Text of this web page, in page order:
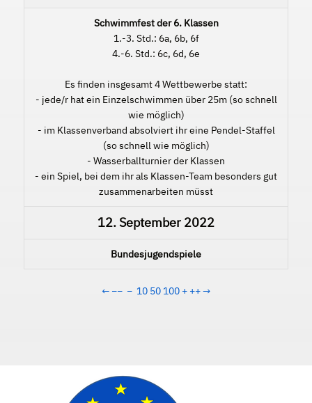
Schwimmfest der 6. Klassen
1.-3. Std.: 6a, 6b, 6f
4.-6. Std.: 6c, 6d, 6e
Es finden insgesamt 4 Wettbewerbe statt:
- jede/r hat ein Einzelschwimmen über 25m (so schnell
wie möglich)
- im Klassenverband absolviert ihr eine Pendel-Staffel
(so schnell wie möglich)
- Wasserballturnier der Klassen
- ein Spiel, bei dem ihr als Klassen-Team besonders gut
zusammenarbeiten müsst
12. September 2022
Bundesjugendspiele
← −− − 10 50 100 + ++→